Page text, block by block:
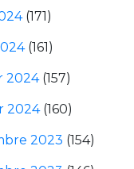
(171)
(161)
2024(157)
2024(160)
2023 (154)